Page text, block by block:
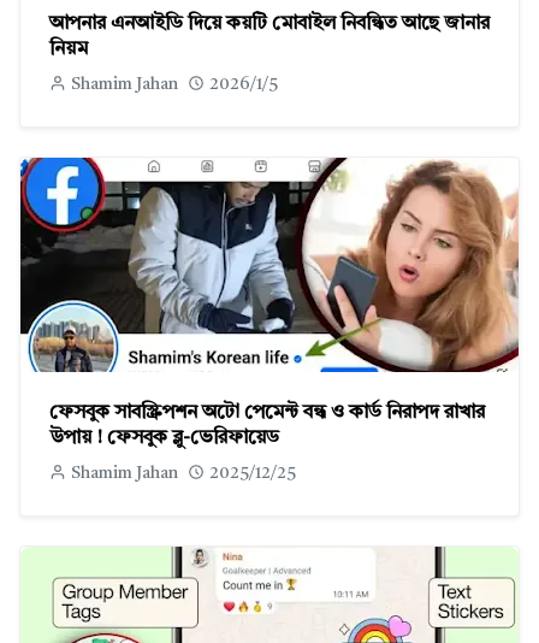
আপনার এনআইডি দিয়ে কয়টি মোবাইল নিবন্ধিত আছে জানার
নিয়ম
Shamim Jahan 2026/1/5
ফেসবুক সাবস্ক্রিপশন অটো পেমেন্ট বন্ধ ও কার্ড নিরাপদ রাখার
উপায় ! ফেসবুক ব্লু-ভেরিফায়েড
Shamim Jahan 2025/12/25